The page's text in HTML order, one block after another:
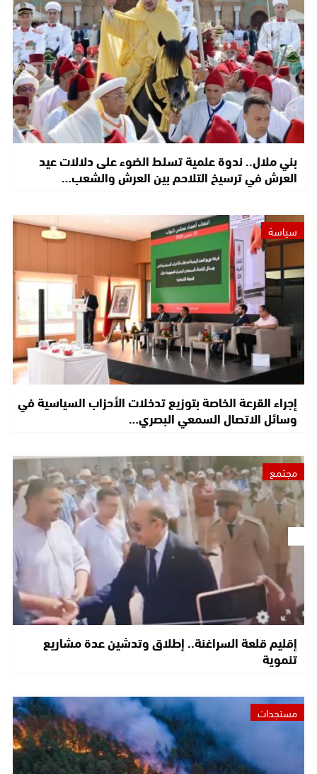
بني ملال.. ندوة علمية تسلط الضوء على دلالات عيد
العرش في ترسيخ التلاحم بين العرش والشعب…
سياسة
إجراء القرعة الخاصة بتوزيع تدخلات الأحزاب السياسية في
وسائل الاتصال السمعي البصري…
مجتمع
إقليم قلعة السراغنة.. إطلاق وتدشين عدة مشاريع
تنموية
مستجدات